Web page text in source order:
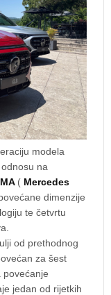
modela
na
( Mercedes
dimenzije
te četvrtu
od prethodnog
za šest
povećanje
jedan od rijetkih